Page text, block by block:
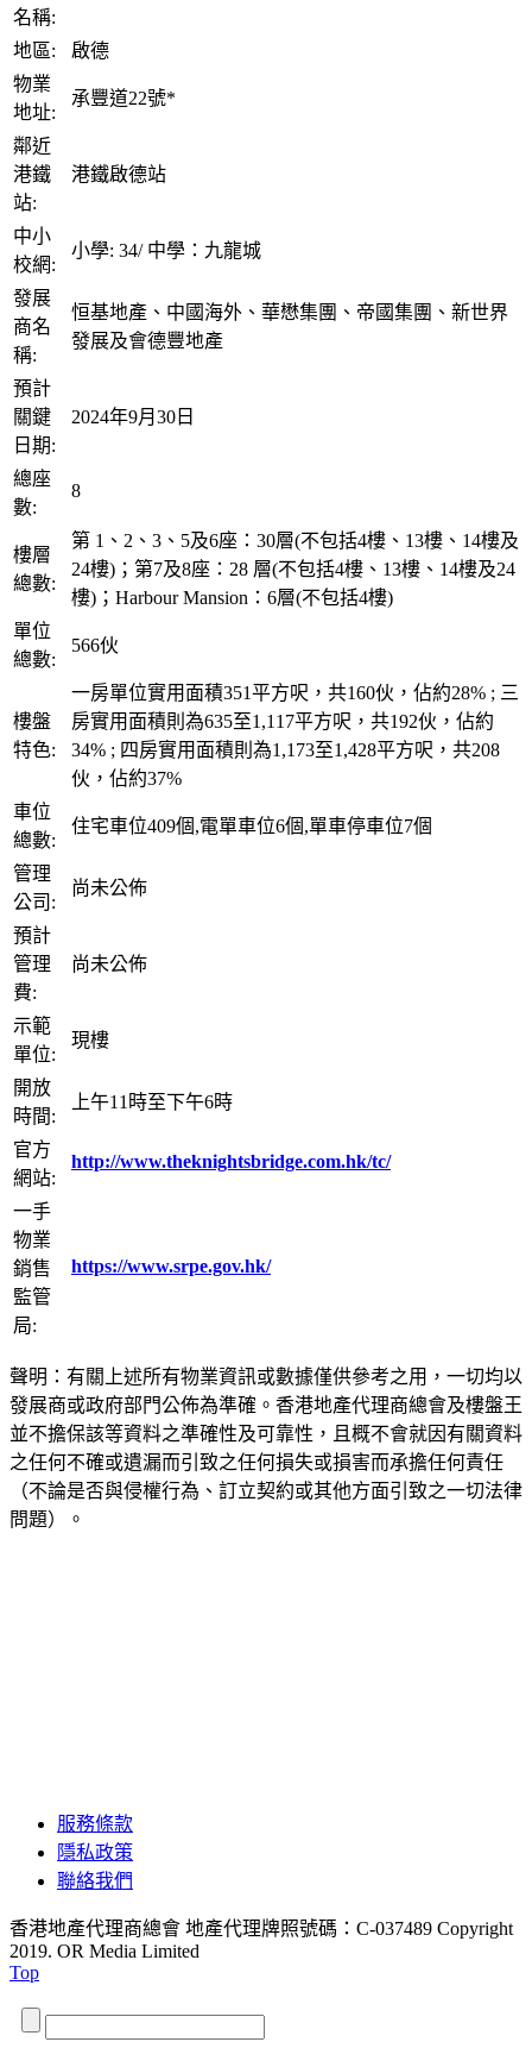
名稱:
地區:
啟德
物業
地址:
承豐道22號*
鄰近
港鐵
站:
港鐵啟德站
中小
校網:
小學: 34/ 中學：九龍城
發展
商名
稱:
恒基地產、中國海外、華懋集團、帝國集團、新世界
發展及會德豐地產
預計
關鍵
日期:
2024年9月30日
總座
數:
8
樓層
總數:
第 1、2、3、5及6座：30層(不包括4樓、13樓、14樓及
24樓)；第7及8座：28 層(不包括4樓、13樓、14樓及24
樓)；Harbour Mansion：6層(不包括4樓)
單位
總數:
566伙
樓盤
特色:
一房單位實用面積351平方呎，共160伙，佔約28% ; 三
房實用面積則為635至1,117平方呎，共192伙，佔約
34% ; 四房實用面積則為1,173至1,428平方呎，共208
伙，佔約37%
車位
總數:
住宅車位409個,電單車位6個,單車停車位7個
管理
公司:
尚未公佈
預計
管理
費:
尚未公佈
示範
單位:
現樓
開放
時間:
上午11時至下午6時
官方
網站:
http://www.theknightsbridge.com.hk/tc/
一手
物業
銷售
監管
局:
https://www.srpe.gov.hk/
聲明：有關上述所有物業資訊或數據僅供參考之用，一切均以
發展商或政府部門公佈為準確。香港地產代理商總會及樓盤王
並不擔保該等資料之準確性及可靠性，且概不會就因有關資料
之任何不確或遺漏而引致之任何損失或損害而承擔任何責任
（不論是否與侵權行為、訂立契約或其他方面引致之一切法律
問題）。
服務條款
隱私政策
聯絡我們
香港地產代理商總會 地產代理牌照號碼：C-037489 Copyright
2019. OR Media Limited
Top